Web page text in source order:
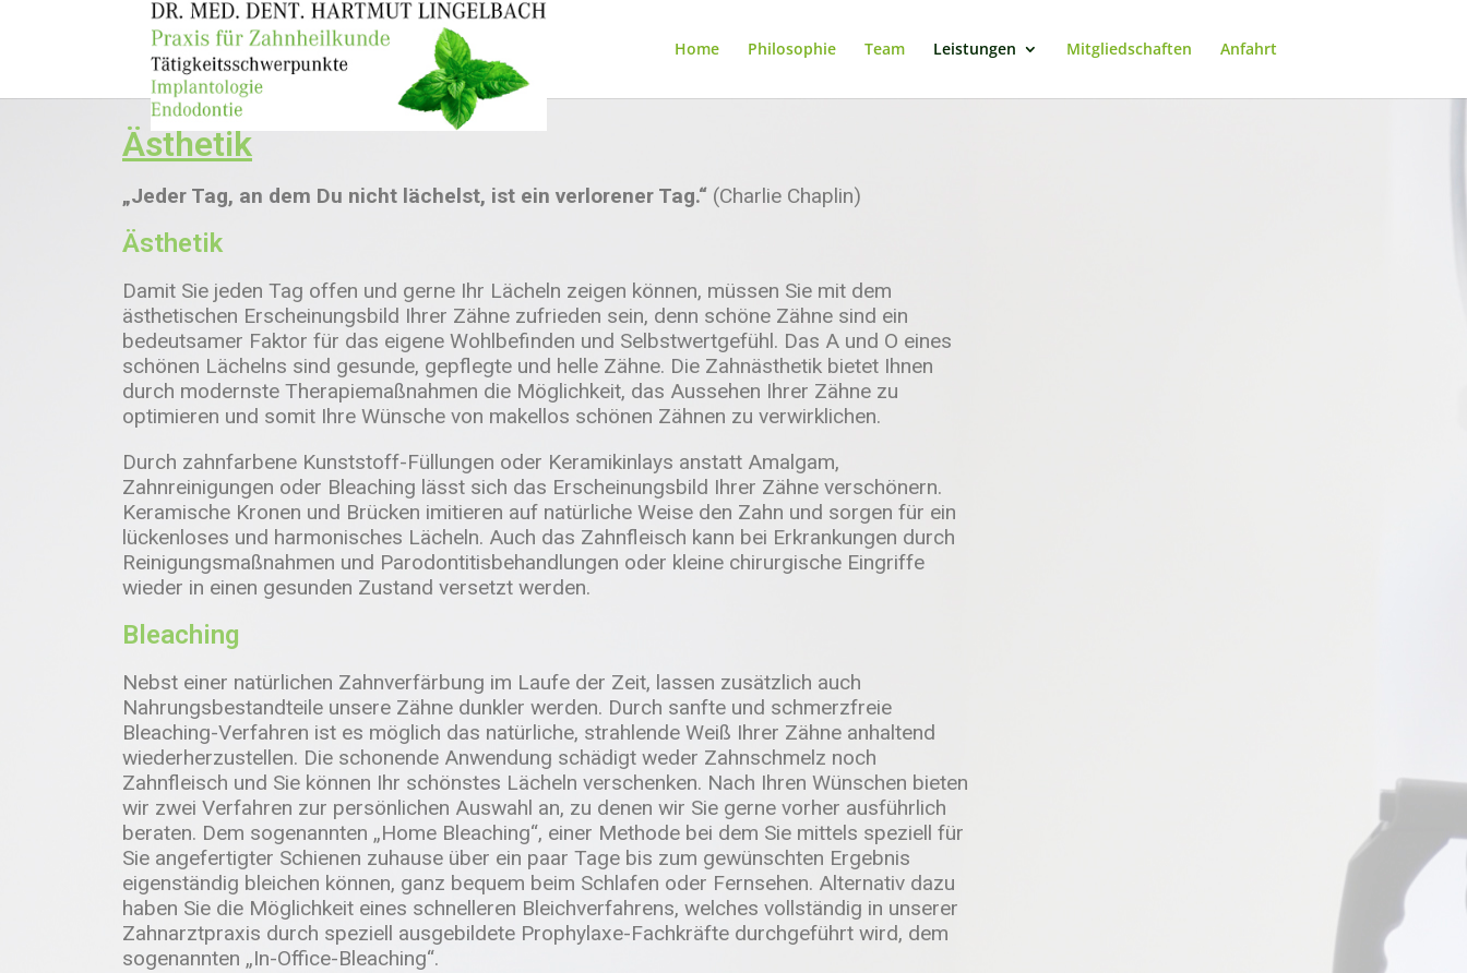
Home Philosophie Team Leistungen Mitgliedschaften Anfahrt
Ästhetik
„Jeder Tag, an dem Du nicht lächelst, ist ein verlorener Tag.“ (Charlie Chaplin)
Ästhetik
Damit Sie jeden Tag offen und gerne Ihr Lächeln zeigen können, müssen Sie mit dem
ästhetischen Erscheinungsbild Ihrer Zähne zufrieden sein, denn schöne Zähne sind ein
bedeutsamer Faktor für das eigene Wohlbefinden und Selbstwertgefühl. Das A und O eines
schönen Lächelns sind gesunde, gepflegte und helle Zähne. Die Zahnästhetik bietet Ihnen
durch modernste Therapiemaßnahmen die Möglichkeit, das Aussehen Ihrer Zähne zu
optimieren und somit Ihre Wünsche von makellos schönen Zähnen zu verwirklichen.
Durch zahnfarbene Kunststoff-Füllungen oder Keramikinlays anstatt Amalgam,
Zahnreinigungen oder Bleaching lässt sich das Erscheinungsbild Ihrer Zähne verschönern.
Keramische Kronen und Brücken imitieren auf natürliche Weise den Zahn und sorgen für ein
lückenloses und harmonisches Lächeln. Auch das Zahnfleisch kann bei Erkrankungen durch
Reinigungsmaßnahmen und Parodontitisbehandlungen oder kleine chirurgische Eingriffe
wieder in einen gesunden Zustand versetzt werden.
Bleaching
Nebst einer natürlichen Zahnverfärbung im Laufe der Zeit, lassen zusätzlich auch
Nahrungsbestandteile unsere Zähne dunkler werden. Durch sanfte und schmerzfreie
Bleaching-Verfahren ist es möglich das natürliche, strahlende Weiß Ihrer Zähne anhaltend
wiederherzustellen. Die schonende Anwendung schädigt weder Zahnschmelz noch
Zahnfleisch und Sie können Ihr schönstes Lächeln verschenken. Nach Ihren Wünschen bieten
wir zwei Verfahren zur persönlichen Auswahl an, zu denen wir Sie gerne vorher ausführlich
beraten. Dem sogenannten „Home Bleaching“, einer Methode bei dem Sie mittels speziell für
Sie angefertigter Schienen zuhause über ein paar Tage bis zum gewünschten Ergebnis
eigenständig bleichen können, ganz bequem beim Schlafen oder Fernsehen. Alternativ dazu
haben Sie die Möglichkeit eines schnelleren Bleichverfahrens, welches vollständig in unserer
Zahnarztpraxis durch speziell ausgebildete Prophylaxe-Fachkräfte durchgeführt wird, dem
sogenannten „In-Office-Bleaching“.